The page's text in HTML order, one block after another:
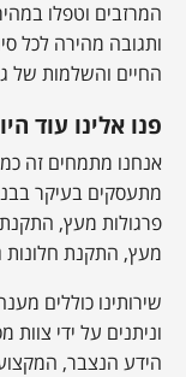
המרזבים וטפלו
ותגובה מהירה לכל
החיים והשלמות של
פנו אלינו עוד
אנחנו מתמחים זה
מתעסקים בעיקר
פרגולות מעץ,
מעץ, התקנת חלונות
שירותינו כוללים
וניתנים על ידי צוות
הידע הנצבר,